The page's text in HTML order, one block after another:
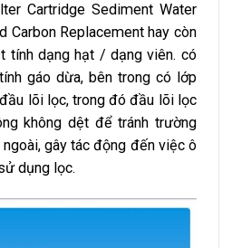
Cartridge Sediment Water
Carbon Replacement hay còn
tính dạng hạt / dạng viên. có
gáo dừa, bên trong có lớp
lõi lọc, trong đó đầu lõi lọc
không dệt để tránh trường
ngoài, gây tác động đến việc ô
dụng lọc.